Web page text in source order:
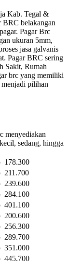
Kab. Tegal &
BRC belakangan
Pagar Brc
ukuran 5mm,
jasa galvanis
Pagar BRC sering
Sakit, Rumah
brc yang memiliki
menjadi pilihan
menyediakan
sedang, hingga
178.300
211.700
239.600
284.100
401.100
200.600
256.300
289.700
351.000
445.700